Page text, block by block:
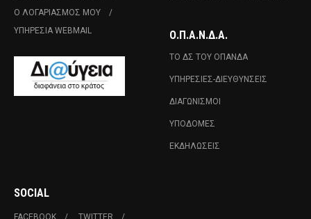
Ο ΛΟΓΑΡΙΑΣΜΌΣ ΜΟΥ
ΥΠΗΡΕΣΊΑ WEBMAIL
Ο.Π.Α.Ν.Δ.Α.
ΤΟ ΔΣ ΤΟΥ ΟΠΑΝΔΑ
ΥΠΗΡΕΣΊΕΣ-ΔΙΕΥΘΎΝΣΕΙΣ
ΔΙΑΓΩΝΙΣΜΟΊ
ΥΠΟΔΟΜΈΣ
ΕΚΔΗΛΏΣΕΙΣ
SOCIAL
FACEBOOK TWITTER